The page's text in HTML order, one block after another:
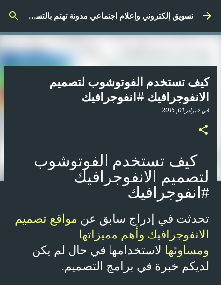
التخطي إلى المحتوى الرئيسي تسويق إلكتروني وإعلام اجتماعي مدونة تهتم بالتسويق الرقمي
كيف تستخدم الفوتوشوب لتصميم
الانفوجرافيك #انفوجرافيك
في فبراير 01, 2015
كيف تستخدم الفوتوشوب
لتصميم الانفوجرافيك
#انفوجرافيك
تحدثت في إدراج سابق عن مواقع تصميم
الانفوجرافيك وأهم مميزاتها
ومساوئها لاستخدامها في حال لم يكن
لديكم خبرة في برامج التصميم.